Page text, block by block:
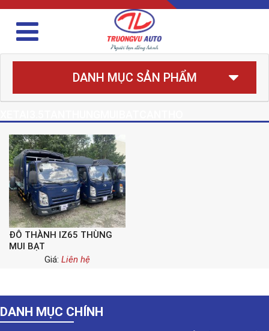
DANH MỤC SẢN PHẨM
ĐÔ THÀNH IZ65 THÙNG
MUI BẠT
Giá: Liên hệ
DANH MỤC CHÍNH